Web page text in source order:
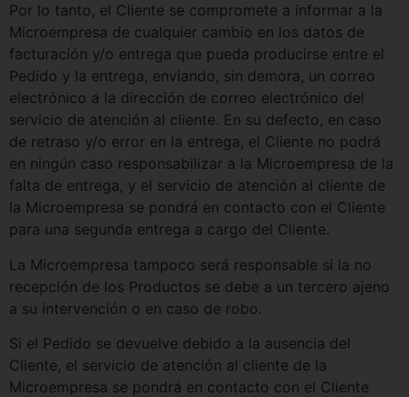
Por lo tanto, el Cliente se compromete a informar a la
Microempresa de cualquier cambio en los datos de
facturación y/o entrega que pueda producirse entre el
Pedido y la entrega, enviando, sin demora, un correo
electrónico a la dirección de correo electrónico del
servicio de atención al cliente. En su defecto, en caso
de retraso y/o error en la entrega, el Cliente no podrá
en ningún caso responsabilizar a la Microempresa de la
falta de entrega, y el servicio de atención al cliente de
la Microempresa se pondrá en contacto con el Cliente
para una segunda entrega a cargo del Cliente.
La Microempresa tampoco será responsable si la no
recepción de los Productos se debe a un tercero ajeno
a su intervención o en caso de robo.
Si el Pedido se devuelve debido a la ausencia del
Cliente, el servicio de atención al cliente de la
Microempresa se pondrá en contacto con el Cliente